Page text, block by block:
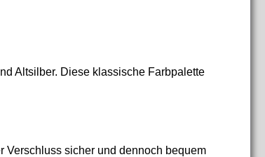
Altsilber. Diese klassische Farbpalette
Verschluss sicher und dennoch bequem